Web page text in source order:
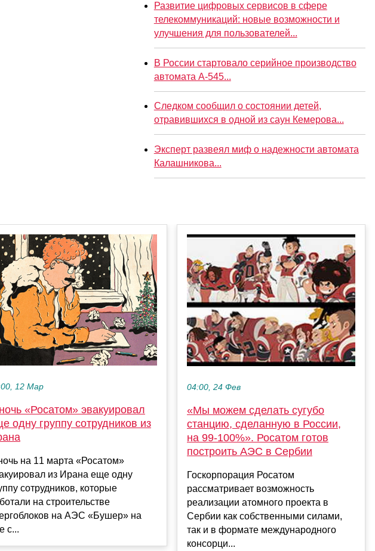
Развитие цифровых сервисов в сфере
телекоммуникаций: новые возможности и
улучшения для пользователей...
В России стартовало серийное производство
автомата А-545...
Следком сообщил о состоянии детей,
отравившихся в одной из саун Кемерова...
Эксперт развеял миф о надежности автомата
Калашникова...
12 Мар
«Росатом» эвакуировал
одну группу сотрудников из
на 11 марта «Росатом»
из Ирана еще одну
сотрудников, которые
на строительстве
на АЭС «Бушер» на
с...
04:00, 24 Фев
«Мы можем сделать сугубо
станцию, сделанную в России,
на 99-100%». Росатом готов
построить АЭС в Сербии
Госкорпорация Росатом
рассматривает возможность
реализации атомного проекта в
Сербии как собственными силами,
так и в формате международного
консорци...